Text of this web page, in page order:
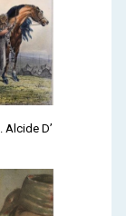
. Alcide D’